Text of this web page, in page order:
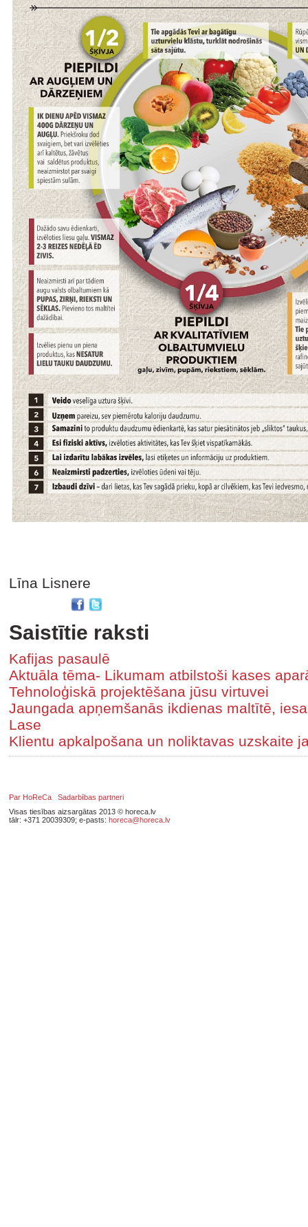
Līna Lisnere
Saistītie raksti
Kafijas pasaulē
Aktuāla tēma- Likumam atbilstoši kases
Tehnoloģiskā projektēšana jūsu virtuvei
Jaungada apņemšanās ikdienas maltītē,
Lase
Klientu apkalpošana un noliktavas uzskaite
Par HoReCa
Sadarbības partneri
Visas tiesības aizsargātas 2013 © horeca.lv
tālr: +371 20039309; e-pasts: horeca@horeca.lv